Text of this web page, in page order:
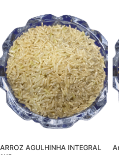
ARROZ AGULHINHA INTEGRAL